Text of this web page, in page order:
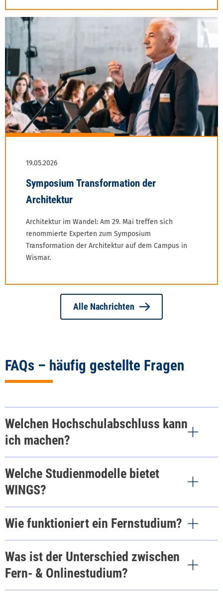
Architektur im Wandel: Am 29. Mai treffen sich
renommierte Experten zum Symposium
Transformation der Architektur auf dem Campus in
Wismar.
Alle Nachrichten
FAQs – häufig gestellte Fragen
Welchen Hochschulabschluss kann
ich machen?
Bachelor
Welche Studienmodelle bietet
WINGS?
Wie funktioniert ein Fernstudium?
Was ist der Unterschied zwischen
Fern- & Onlinestudium?